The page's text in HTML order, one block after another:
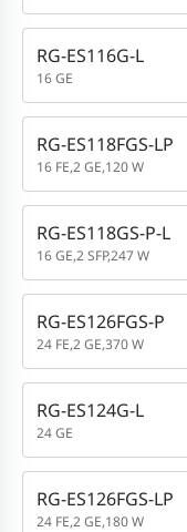
RG-ES116G-L
16 GE
RG-ES118FGS-LP
16 FE,2 GE,120 W
RG-ES118GS-P-L
16 GE,2 SFP,247 W
RG-ES126FGS-P
24 FE,2 GE,370 W
RG-ES124G-L
24 GE
RG-ES126FGS-LP
24 FE,2 GE,180 W